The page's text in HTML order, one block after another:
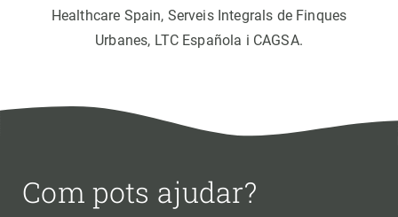
Healthcare Spain, Serveis Integrals de Finques
Urbanes, LTC Española i CAGSA.
Com pots ajudar?